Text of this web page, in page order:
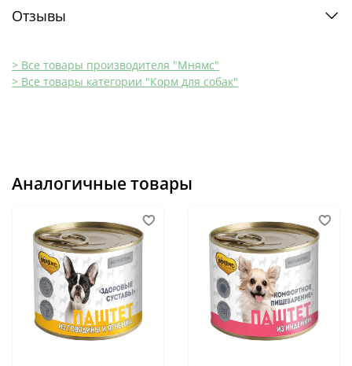
Отзывы
> Все товары производителя "Мнямс"
> Все товары категории "Корм для собак"
Аналогичные товары